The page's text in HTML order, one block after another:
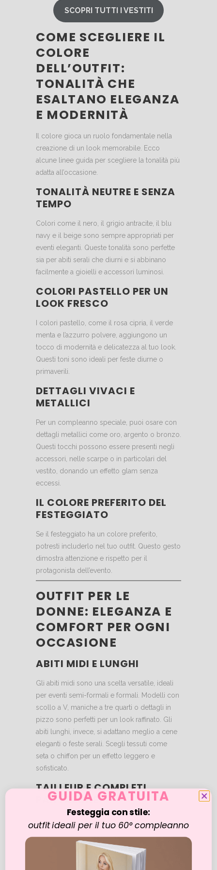
SCOPRI TUTTI I VESTITI
COME SCEGLIERE IL
COLORE
DELL’OUTFIT:
TONALITÀ CHE
ESALTANO ELEGANZA
E MODERNITÀ
Il colore gioca un ruolo fondamentale nella
creazione di un look memorabile. Ecco
alcune linee guida per scegliere la tonalità più
adatta all’occasione.
TONALITÀ NEUTRE E SENZA
TEMPO
Colori come il nero, il grigio antracite, il blu
navy e il beige sono sempre appropriati per
eventi eleganti. Queste tonalità sono perfette
sia per abiti serali che diurni e si abbinano
facilmente a gioielli e accessori luminosi.
COLORI PASTELLO PER UN
LOOK FRESCO
I colori pastello, come il rosa cipria, il verde
menta e l’azzurro polvere, aggiungono un
tocco di modernità e delicatezza al tuo look.
Questi toni sono ideali per feste diurne o
primaverili.
DETTAGLI VIVACI E
METALLICI
Per un compleanno speciale, puoi osare con
dettagli metallici come oro, argento o bronzo.
Questi tocchi possono essere presenti negli
accessori, nelle scarpe o in particolari del
vestito, donando un effetto glam senza
eccessi.
IL COLORE PREFERITO DEL
FESTEGGIATO
Se il festeggiato ha un colore preferito,
potresti includerlo nel tuo outfit. Questo gesto
dimostra attenzione e rispetto per il
protagonista dell’evento.
OUTFIT PER LE
DONNE: ELEGANZA E
COMFORT PER OGNI
OCCASIONE
ABITI MIDI E LUNGHI
Gli abiti midi sono una scelta versatile, ideali
per eventi semi-formali e formali. Modelli con
scollo a V, maniche a tre quarti o dettagli in
pizzo sono perfetti per un look raffinato. Gli
abiti lunghi, invece, si adattano meglio a cene
eleganti o feste serali. Scegli tessuti come
seta o chiffon per un effetto leggero e
sofisticato.
TAILLEUR E COMPLETI
PANTALONE
Per un look moderno e chic, un tailleur è una
scelta perfetta. Completa il look con scarpe
con tacco e gioielli luminosi. Per un’occasione
più rilassata, prova un completo pantalone
con blazer oversize e sneakers eleganti.
GUIDA GRATUITA
Festeggia con stile:
outfitideali per il tuo 60° compleanno